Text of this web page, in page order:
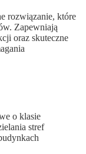
rozwiązanie, które
Zapewniają
oraz skuteczne
o klasie
stref